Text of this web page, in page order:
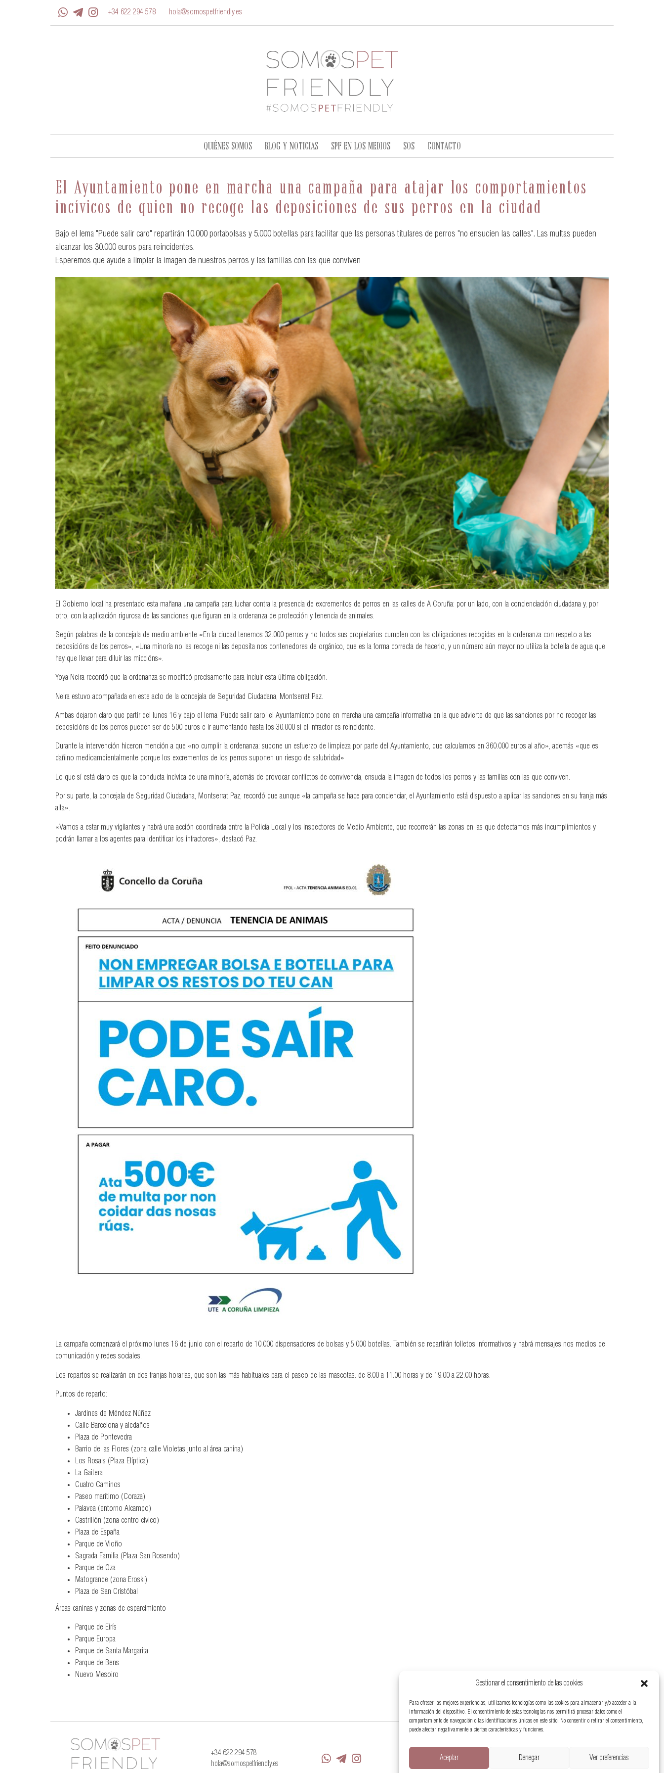
Gestionar el consentimiento de las cookies
Para ofrecer las mejores experiencias, utilizamos tecnologías como las cookies para almacenar y/o acceder a la
información del dispositivo. El consentimiento de estas tecnologías nos permitirá procesar datos como el
comportamiento de navegación o las identificaciones únicas en este sitio. No consentir o retirar el consentimiento,
puede afectar negativamente a ciertas características y funciones.
Aceptar Denegar Ver preferencias
+34 622 294 578 hola@somospetfriendly.es
QUIÉNES SOMOS BLOG Y NOTICIAS SPF EN LOS MEDIOS SOS CONTACTO
El Ayuntamiento pone en marcha una campaña para atajar los comportamientos
incívicos de quien no recoge las deposiciones de sus perros en la ciudad
Bajo el lema "Puede salir caro" repartirán 10.000 portabolsas y 5.000 botellas para facilitar que las personas titulares de perros "no ensucien las calles". Las multas pueden
alcanzar los 30.000 euros para reincidentes.
Esperemos que ayude a limpiar la imagen de nuestros perros y las familias con las que conviven
El Gobierno local ha presentado esta mañana una campaña para luchar contra la presencia de excrementos de perros en las calles de A Coruña: por un lado, con la concienciación ciudadana y, por
otro, con la aplicación rigurosa de las sanciones que figuran en la ordenanza de protección y tenencia de animales.
Según palabras de la concejala de medio ambiente «En la ciudad tenemos 32.000 perros y no todos sus propietarios cumplen con las obligaciones recogidas en la ordenanza con respeto a las
deposicións de los perros», «Una minoría no las recoge ni las deposita nos contenedores de orgánico, que es la forma correcta de hacerlo, y un número aún mayor no utiliza la botella de agua que
hay que llevar para diluir las miccións».
Yoya Neira recordó que la ordenanza se modificó precisamente para incluir esta última obligación.
Neira estuvo acompañada en este acto de la concejala de Seguridad Ciudadana, Montserrat Paz.
Ambas dejaron claro que partir del lunes 16 y bajo el lema ‘Puede salir caro’ el Ayuntamiento pone en marcha una campaña informativa en la que advierte de que las sanciones por no recoger las
deposicións de los perros pueden ser de 500 euros e ir aumentando hasta los 30.000 si el infractor es reincidente.
Durante la intervención hiceron mención a que «no cumplir la ordenanza: supone un esfuerzo de limpieza por parte del Ayuntamiento, que calculamos en 360.000 euros al año», además «que es
dañino medioambientalmente porque los excrementos de los perros suponen un riesgo de salubridad»
Lo que sí está claro es que la conducta incívica de una minoría, además de provocar conflictos de convivencia, ensucia la imagen de todos los perros y las familias con las que conviven.
Por su parte, la concejala de Seguridad Ciudadana, Montserrat Paz, recordó que aunque «la campaña se hace para concienciar, el Ayuntamiento está dispuesto a aplicar las sanciones en su franja más
alta».
«Vamos a estar muy vigilantes y habrá una acción coordinada entre la Policía Local y los inspectores de Medio Ambiente, que recorrerán las zonas en las que detectamos más incumplimientos y
podrán llamar a los agentes para identificar los infractores», destacó Paz.
La campaña comenzará el próximo lunes 16 de junio con el reparto de 10.000 dispensadores de bolsas y 5.000 botellas. También se repartirán folletos informativos y habrá mensajes nos medios de
comunicación y redes sociales.
Los repartos se realizarán en dos franjas horarias, que son las más habituales para el paseo de las mascotas: de 8:00 a 11.00 horas y de 19:00 a 22:00 horas.
Puntos de reparto:
Jardines de Méndez Núñez
Calle Barcelona y aledaños
Plaza de Pontevedra
Barrio de las Flores (zona calle Violetas junto al área canina)
Los Rosais (Plaza Elíptica)
La Gaitera
Cuatro Caminos
Paseo marítimo (Coraza)
Palavea (entorno Alcampo)
Castrillón (zona centro cívico)
Plaza de España
Parque de Vioño
Sagrada Familia (Plaza San Rosendo)
Parque de Oza
Matogrande (zona Eroski)
Plaza de San Cristóbal
Áreas caninas y zonas de esparcimiento
Parque de Eirís
Parque Europa
Parque de Santa Margarita
Parque de Bens
Nuevo Mesoiro
+34 622 294 578
hola@somospetfriendly.es
Política de Privacidad Política de Cookies Accesibilidad